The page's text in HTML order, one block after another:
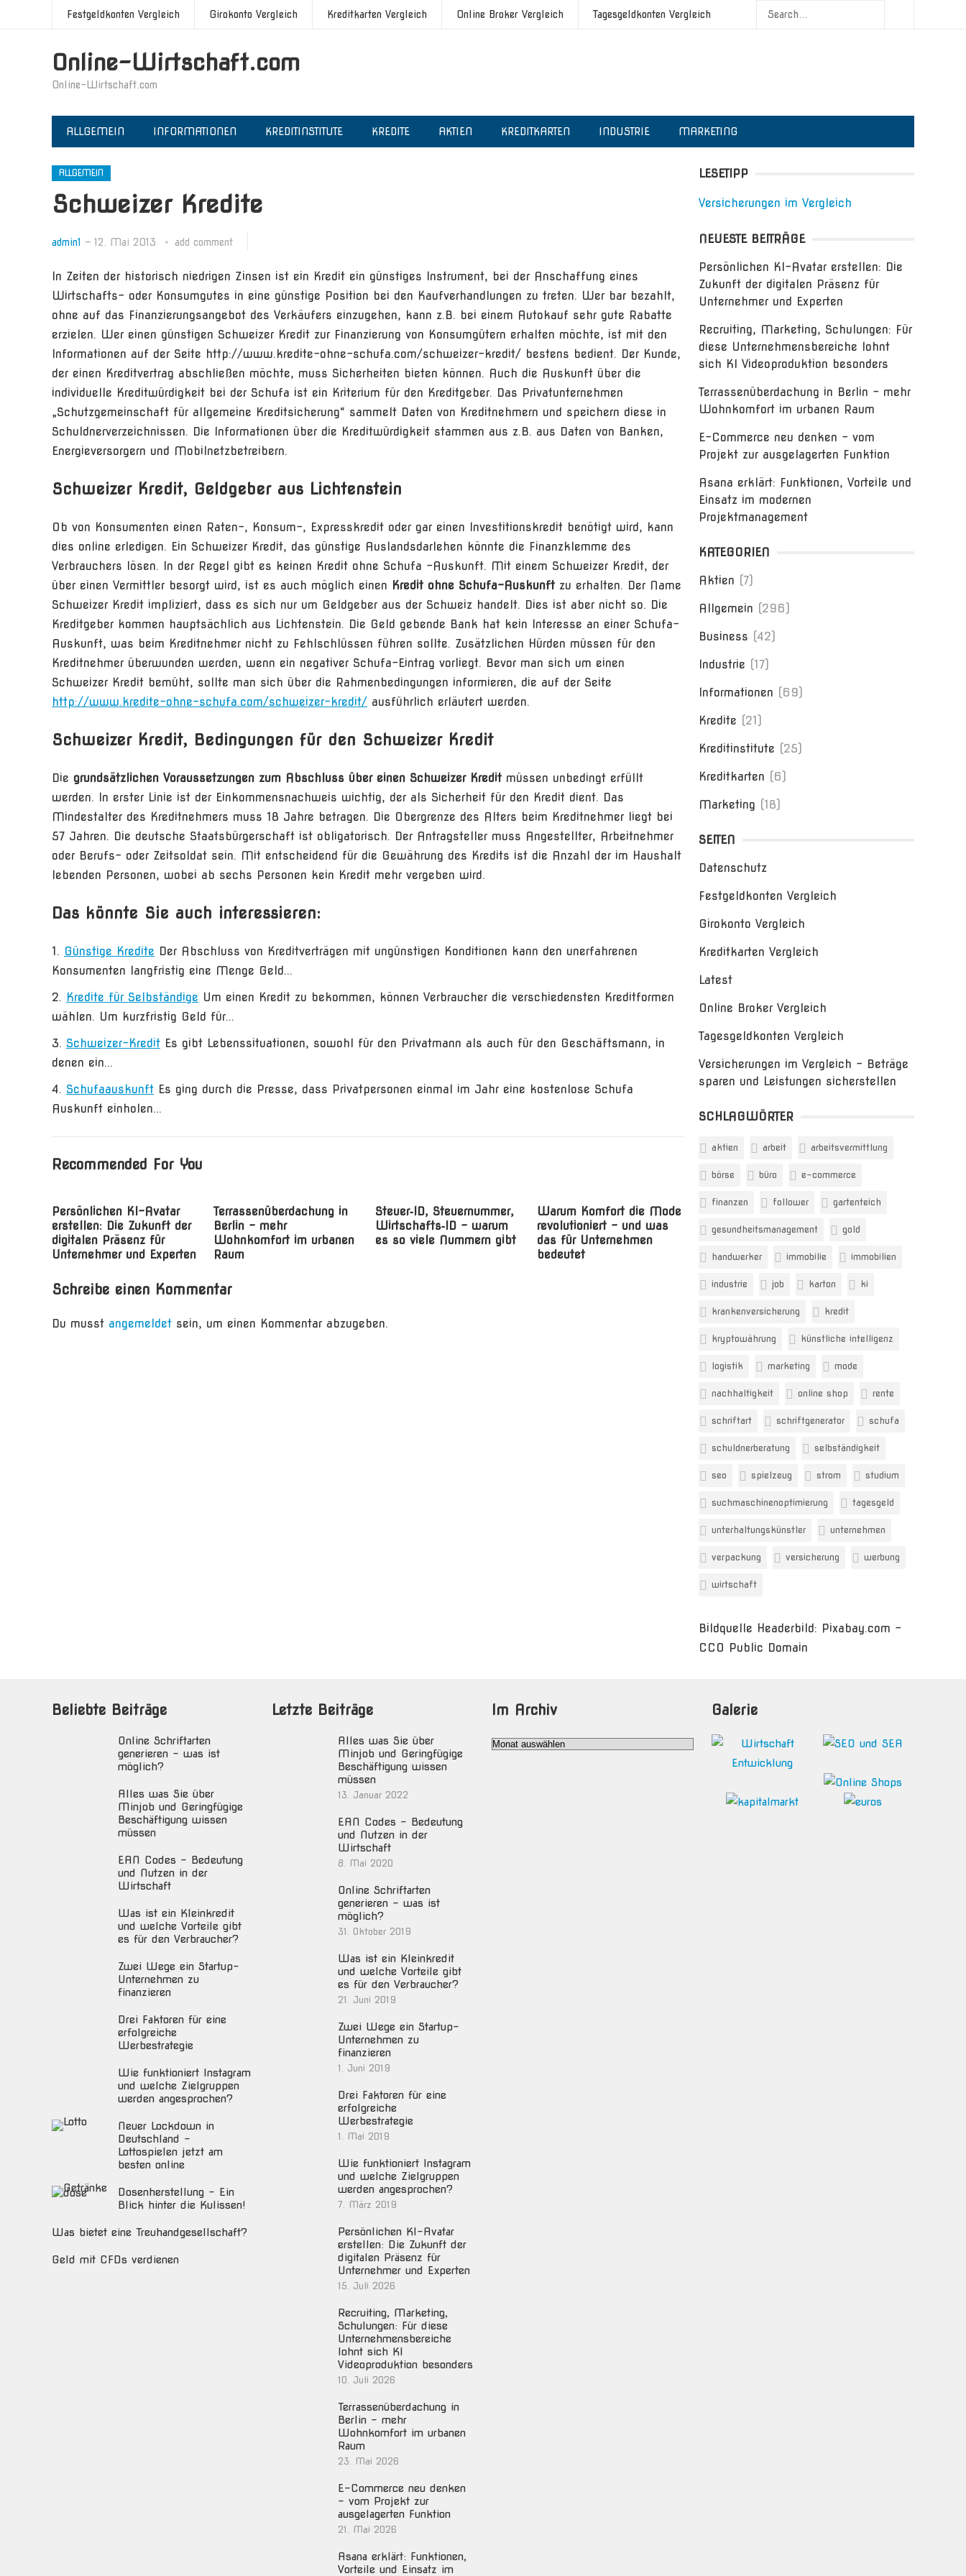
Festgeldkonten Vergleich Girokonto Vergleich Kreditkarten Vergleich Online Broker Vergleich Tagesgeldkonten Vergleich
Online-Wirtschaft.com
Online-Wirtschaft.com
ALLGEMEIN INFORMATIONEN KREDITINSTITUTE KREDITE AKTIEN KREDITKARTEN INDUSTRIE MARKETING
ALLGEMEIN
Schweizer Kredite
admin1 — 12. Mai 2013 add comment
In Zeiten der historisch niedrigen Zinsen ist ein Kredit ein günstiges Instrument, bei der Anschaffung eines
Wirtschafts- oder Konsumgutes in eine günstige Position bei den Kaufverhandlungen zu treten. Wer bar bezahlt,
ohne auf das Finanzierungsangebot des Verkäufers einzugehen, kann z.B. bei einem Autokauf sehr gute Rabatte
erzielen. Wer einen günstigen Schweizer Kredit zur Finanzierung von Konsumgütern erhalten möchte, ist mit den
Informationen auf der Seite http://www.kredite-ohne-schufa.com/schweizer-kredit/ bestens bedient. Der Kunde,
der einen Kreditvertrag abschließen möchte, muss Sicherheiten bieten können. Auch die Auskunft über die
individuelle Kreditwürdigkeit bei der Schufa ist ein Kriterium für den Kreditgeber. Das Privatunternehmen
„Schutzgemeinschaft für allgemeine Kreditsicherung“ sammelt Daten von Kreditnehmern und speichern diese in
Schuldnerverzeichnissen. Die Informationen über die Kreditwürdigkeit stammen aus z.B. aus Daten von Banken,
Energieversorgern und Mobilnetzbetreibern.
Schweizer Kredit, Geldgeber aus Lichtenstein
Ob von Konsumenten einen Raten-, Konsum-, Expresskredit oder gar einen Investitionskredit benötigt wird, kann
dies online erledigen. Ein Schweizer Kredit, das günstige Auslandsdarlehen könnte die Finanzklemme des
Verbrauchers lösen. In der Regel gibt es keinen Kredit ohne Schufa –Auskunft. Mit einem Schweizer Kredit, der
über einen Vermittler besorgt wird, ist es auch möglich einen Kredit ohne Schufa-Auskunftzu erhalten. Der Name
Schweizer Kredit impliziert, dass es sich nur um Geldgeber aus der Schweiz handelt. Dies ist aber nicht so. Die
Kreditgeber kommen hauptsächlich aus Lichtenstein. Die Geld gebende Bank hat kein Interesse an einer Schufa-
Auskunft, was beim Kreditnehmer nicht zu Fehlschlüssen führen sollte. Zusätzlichen Hürden müssen für den
Kreditnehmer überwunden werden, wenn ein negativer Schufa-Eintrag vorliegt. Bevor man sich um einen
Schweizer Kredit bemüht, sollte man sich über die Rahmenbedingungen informieren, die auf der Seite
http://www.kredite-ohne-schufa.com/schweizer-kredit/ ausführlich erläutert werden.
Schweizer Kredit, Bedingungen für den Schweizer Kredit
Die grundsätzlichen Voraussetzungen zum Abschluss über einen Schweizer Kreditmüssen unbedingt erfüllt
werden. In erster Linie ist der Einkommensnachweis wichtig, der als Sicherheit für den Kredit dient. Das
Mindestalter des Kreditnehmers muss 18 Jahre betragen. Die Obergrenze des Alters beim Kreditnehmer liegt bei
57 Jahren. Die deutsche Staatsbürgerschaft ist obligatorisch. Der Antragsteller muss Angestellter, Arbeitnehmer
oder Berufs- oder Zeitsoldat sein. Mit entscheidend für die Gewährung des Kredits ist die Anzahl der im Haushalt
lebenden Personen, wobei ab sechs Personen kein Kredit mehr vergeben wird.
Das könnte Sie auch interessieren:
Günstige Kredite Der Abschluss von Kreditverträgen mit ungünstigen Konditionen kann den unerfahrenen
Konsumenten langfristig eine Menge Geld...
Kredite für Selbständige Um einen Kredit zu bekommen, können Verbraucher die verschiedensten Kreditformen
wählen. Um kurzfristig Geld für...
Schweizer-Kredit Es gibt Lebenssituationen, sowohl für den Privatmann als auch für den Geschäftsmann, in
denen ein...
Schufaauskunft Es ging durch die Presse, dass Privatpersonen einmal im Jahr eine kostenlose Schufa
Auskunft einholen...
Recommended For You
Persönlichen KI-Avatar
erstellen: Die Zukunft der
digitalen Präsenz für
Unternehmer und Experten
Terrassenüberdachung in
Berlin – mehr
Wohnkomfort im urbanen
Raum
Steuer‑ID, Steuernummer,
Wirtschafts‑ID – warum
es so viele Nummern gibt
Warum Komfort die Mode
revolutioniert – und was
das für Unternehmen
bedeutet
Schreibe einen Kommentar
Du musst angemeldet sein, um einen Kommentar abzugeben.
LESETIPP
Versicherungen im Vergleich
NEUESTE BEITRÄGE
Persönlichen KI-Avatar erstellen: Die
Zukunft der digitalen Präsenz für
Unternehmer und Experten
Recruiting, Marketing, Schulungen: Für
diese Unternehmensbereiche lohnt
sich KI Videoproduktion besonders
Terrassenüberdachung in Berlin – mehr
Wohnkomfort im urbanen Raum
E-Commerce neu denken – vom
Projekt zur ausgelagerten Funktion
Asana erklärt: Funktionen, Vorteile und
Einsatz im modernen
Projektmanagement
KATEGORIEN
Aktien (7)
Allgemein (296)
Business (42)
Industrie (17)
Informationen (69)
Kredite (21)
Kreditinstitute (25)
Kreditkarten (6)
Marketing (18)
SEITEN
Datenschutz
Festgeldkonten Vergleich
Girokonto Vergleich
Kreditkarten Vergleich
Latest
Online Broker Vergleich
Tagesgeldkonten Vergleich
Versicherungen im Vergleich – Beträge
sparen und Leistungen sicherstellen
SCHLAGWÖRTER
aktien arbeit arbeitsvermittlung
börse büro e-commerce
finanzen follower gartenteich
gesundheitsmanagement gold
handwerker immobilie immobilien
industrie job karton ki
krankenversicherung kredit
kryptowährung künstliche intelligenz
logistik marketing mode
nachhaltigkeit online shop rente
schriftart schriftgenerator schufa
schuldnerberatung selbständigkeit
seo spielzeug strom studium
suchmaschinenoptimierung tagesgeld
unterhaltungskünstler unternehmen
verpackung versicherung werbung
wirtschaft
Bildquelle Headerbild: Pixabay.com -
CC0 Public Domain
Beliebte Beiträge
Online Schriftarten
generieren – was ist
möglich?
Alles was Sie über
Minjob und Geringfügige
Beschäftigung wissen
müssen
EAN Codes – Bedeutung
und Nutzen in der
Wirtschaft
Was ist ein Kleinkredit
und welche Vorteile gibt
es für den Verbraucher?
Zwei Wege ein Startup-
Unternehmen zu
finanzieren
Drei Faktoren für eine
erfolgreiche
Werbestrategie
Wie funktioniert Instagram
und welche Zielgruppen
werden angesprochen?
Neuer Lockdown in
Deutschland –
Lottospielen jetzt am
besten online
Dosenherstellung – Ein
Blick hinter die Kulissen!
Was bietet eine Treuhandgesellschaft?
Geld mit CFDs verdienen
Letzte Beiträge
Alles was Sie über
Minjob und Geringfügige
Beschäftigung wissen
müssen
13. Januar 2022
EAN Codes – Bedeutung
und Nutzen in der
Wirtschaft
8. Mai 2020
Online Schriftarten
generieren – was ist
möglich?
31. Oktober 2019
Was ist ein Kleinkredit
und welche Vorteile gibt
es für den Verbraucher?
21. Juni 2019
Zwei Wege ein Startup-
Unternehmen zu
finanzieren
1. Juni 2019
Drei Faktoren für eine
erfolgreiche
Werbestrategie
1. Mai 2019
Wie funktioniert Instagram
und welche Zielgruppen
werden angesprochen?
7. März 2019
Persönlichen KI-Avatar
erstellen: Die Zukunft der
digitalen Präsenz für
Unternehmer und Experten
15. Juli 2026
Recruiting, Marketing,
Schulungen: Für diese
Unternehmensbereiche
lohnt sich KI
Videoproduktion besonders
10. Juli 2026
Terrassenüberdachung in
Berlin – mehr
Wohnkomfort im urbanen
Raum
23. Mai 2026
E-Commerce neu denken
– vom Projekt zur
ausgelagerten Funktion
21. Mai 2026
Asana erklärt: Funktionen,
Vorteile und Einsatz im
Im Archiv
Im
Galerie